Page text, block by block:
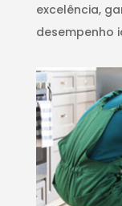
excelência,
desempenho